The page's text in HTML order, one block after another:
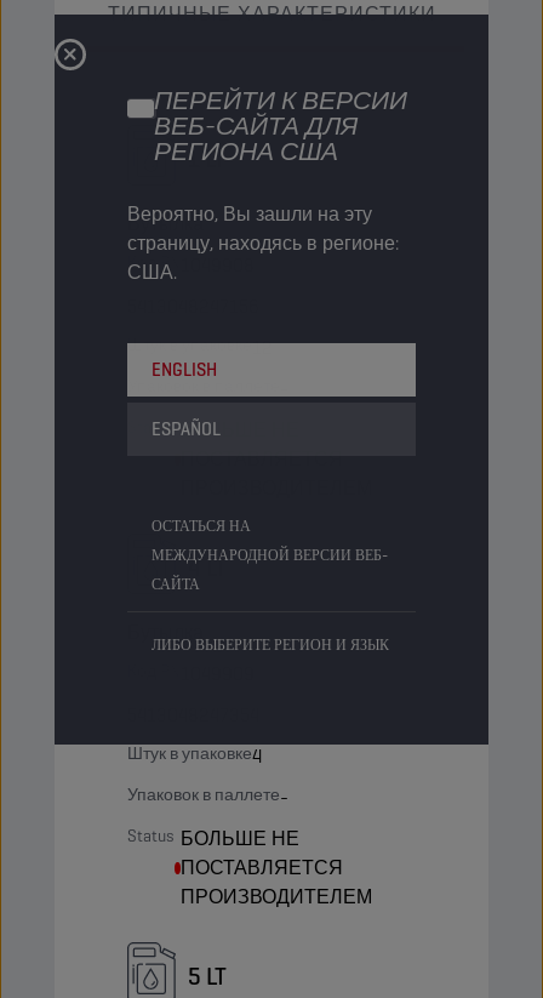
ПЕРЕЙТИ К ВЕРСИИ
ВЕБ-САЙТА ДЛЯ
РЕГИОНА США
Вероятно, Вы зашли на эту
страницу, находясь в регионе:
США.
ENGLISH
ESPAÑOL
ОСТАТЬСЯ НА
МЕЖДУНАРОДНОЙ ВЕРСИИ ВЕБ-
САЙТА
ЛИБО ВЫБЕРИТЕ РЕГИОН И ЯЗЫК
ТИПИЧНЫЕ ХАРАКТЕРИСТИКИ
1 LT
Бутылка
Код PN
Штук в упаковке12
Status БОЛЬШЕ НЕ
4 LT
Штук в упаковке4
Упаковок в паллете-
Status БОЛЬШЕ НЕ
ПОСТАВЛЯЕТСЯ
ПРОИЗВОДИТЕЛЕМ
5 LT